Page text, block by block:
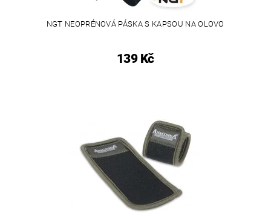
NGT NEOPRÉNOVÁ PÁSKA S KAPSOU NA OLOVO
139 Kč